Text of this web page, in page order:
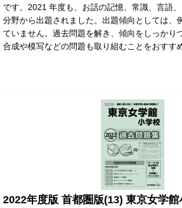
です。2021 年度も、お話の記憶、常識、言語
分野から出題されました。出題傾向としては、
ていません。過去問題を解き、傾向をしっかり
合成や模写などの問題も取り組むことをおすす
2022年度版 首都圏版(13) 東京女学